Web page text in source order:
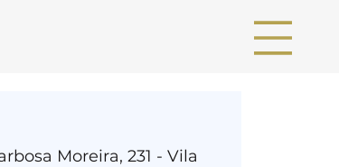
Moreira, 231 - Vila